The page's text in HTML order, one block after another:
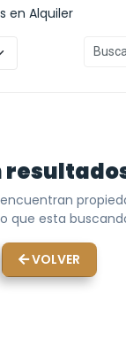
en Alquiler
que esta
VOLVER